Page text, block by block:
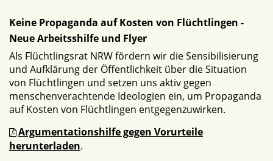
Keine Propaganda auf Kosten von Flüchtlingen -
Neue Arbeitsshilfe und Flyer
Als Flüchtlingsrat NRW fördern wir die Sensibilisierung
und Aufklärung der Öffentlichkeit über die Situation
von Flüchtlingen und setzen uns aktiv gegen
menschenverachtende Ideologien ein, um Propaganda
auf Kosten von Flüchtlingen entgegenzuwirken.
Argumentationshilfe gegen Vorurteile
herunterladen.